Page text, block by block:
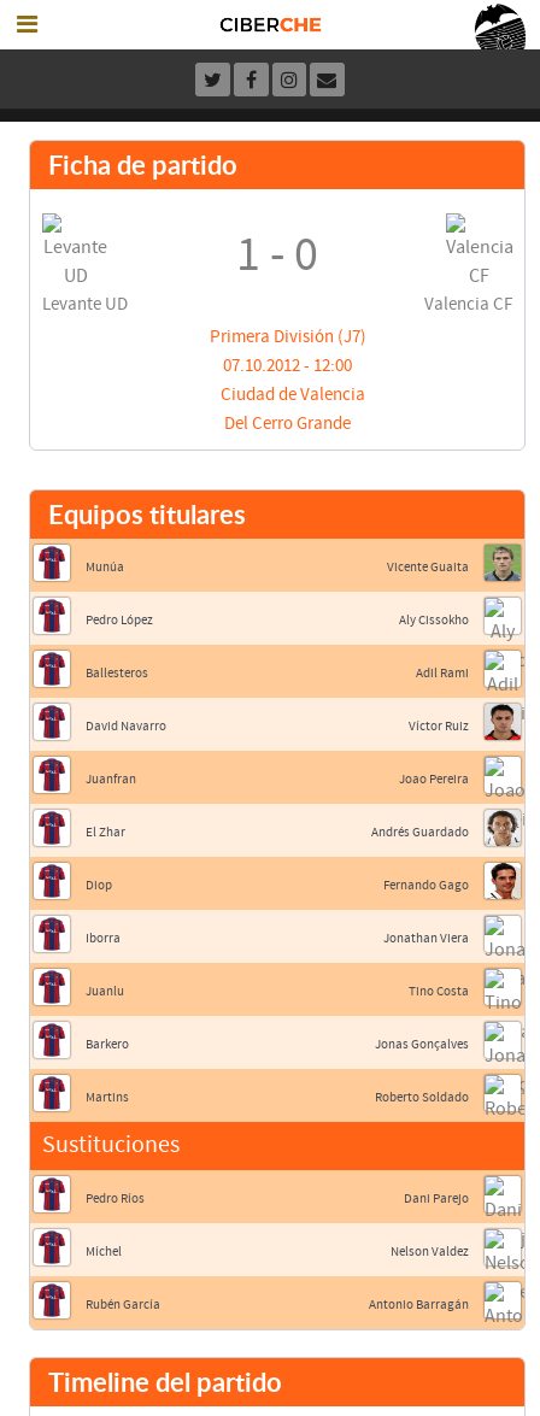
Ficha de partido
Levante UD
1 - 0
Valencia CF
Primera División (J7)
07.10.2012 - 12:00
Ciudad de Valencia
Del Cerro Grande
Equipos titulares
Munúa
Pedro López
Ballesteros
David Navarro
Juanfran
El Zhar
Diop
Iborra
Juanlu
Barkero
Martins
Sustituciones
Pedro Ríos
Míchel
Rubén García
Vicente Guaita
Aly Cissokho
Adil Rami
Víctor Ruiz
Joao Pereira
Andrés Guardado
Fernando Gago
Jonathan Viera
Tino Costa
Jonas Gonçalves
Roberto Soldado
Dani Parejo
Nelson Valdez
Antonio Barragán
Timeline del partido